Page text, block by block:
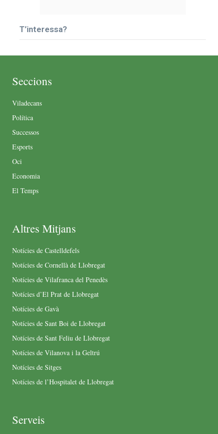
T’interessa?
Seccions
Viladecans
Política
Successos
Esports
Oci
Economia
El Temps
Altres Mitjans
Notícies de Castelldefels
Notícies de Cornellà de Llobregat
Notícies de Vilafranca del Penedès
Notícies d’El Prat de Llobregat
Notícies de Gavà
Notícies de Sant Boi de Llobregat
Notícies de Sant Feliu de Llobregat
Notícies de Vilanova i la Geltrú
Notícies de Sitges
Notícies de l’Hospitalet de Llobregat
Serveis